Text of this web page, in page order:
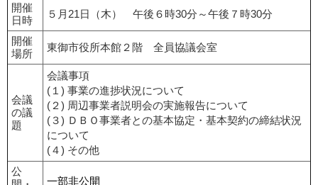
開催
日時
５月21日（木） 午後６時30分～午後７時30分
開催
場所
東御市役所本館２階 全員協議会室
会議
の議
題
会議事項
(１) 事業の進捗状況について
(２) 周辺事業者説明会の実施報告について
(３) ＤＢＯ事業者との基本協定・基本契約の締結状況
について
(４) その他
公
一部非公開